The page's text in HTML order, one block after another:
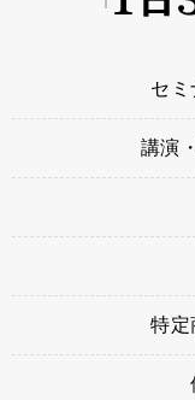
セミ
講演
特定